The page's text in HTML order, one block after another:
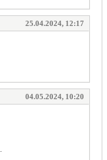
25.04.2024, 12:17
04.05.2024, 10:20